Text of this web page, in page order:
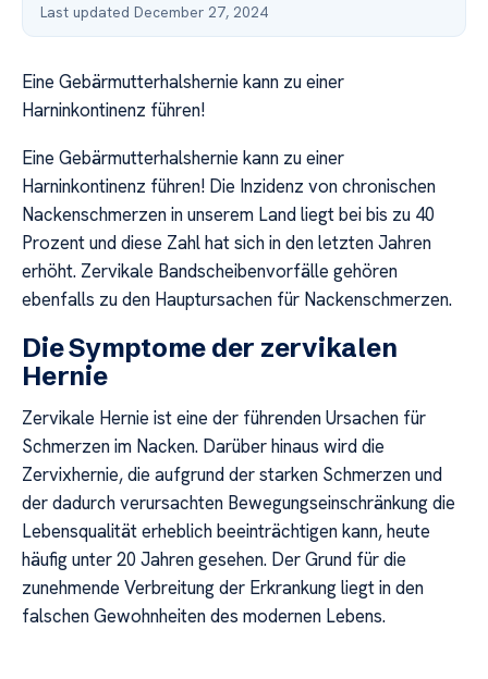
Last updated December 27, 2024
Eine Gebärmutterhalshernie kann zu einer
Harninkontinenz führen!
Eine Gebärmutterhalshernie kann zu einer
Harninkontinenz führen! Die Inzidenz von chronischen
Nackenschmerzen in unserem Land liegt bei bis zu 40
Prozent und diese Zahl hat sich in den letzten Jahren
erhöht. Zervikale Bandscheibenvorfälle gehören
ebenfalls zu den Hauptursachen für Nackenschmerzen.
Die Symptome der zervikalen
Hernie
Zervikale Hernie ist eine der führenden Ursachen für
Schmerzen im Nacken. Darüber hinaus wird die
Zervixhernie, die aufgrund der starken Schmerzen und
der dadurch verursachten Bewegungseinschränkung die
Lebensqualität erheblich beeinträchtigen kann, heute
häufig unter 20 Jahren gesehen. Der Grund für die
zunehmende Verbreitung der Erkrankung liegt in den
falschen Gewohnheiten des modernen Lebens.